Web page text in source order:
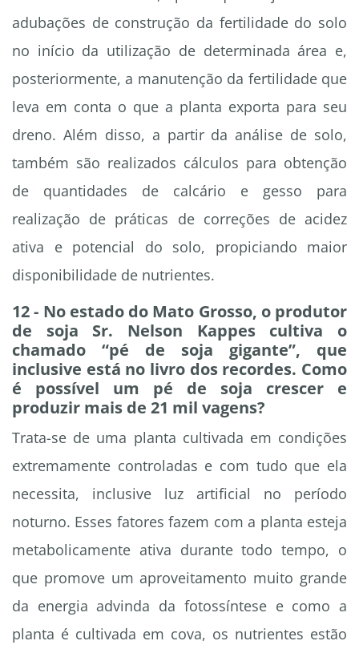
adubações de construção da fertilidade do solo
no início da utilização de determinada área e,
posteriormente, a manutenção da fertilidade que
leva em conta o que a planta exporta para seu
dreno. Além disso, a partir da análise de solo,
também são realizados cálculos para obtenção
de quantidades de calcário e gesso para
realização de práticas de correções de acidez
ativa e potencial do solo, propiciando maior
disponibilidade de nutrientes.
12 - No estado do Mato Grosso, o produtor
de soja Sr. Nelson Kappes cultiva o
chamado “pé de soja gigante”, que
inclusive está no livro dos recordes. Como
é possível um pé de soja crescer e
produzir mais de 21 mil vagens?
Trata-se de uma planta cultivada em condições
extremamente controladas e com tudo que ela
necessita, inclusive luz artificial no período
noturno. Esses fatores fazem com a planta esteja
metabolicamente ativa durante todo tempo, o
que promove um aproveitamento muito grande
da energia advinda da fotossíntese e como a
planta é cultivada em cova, os nutrientes estão